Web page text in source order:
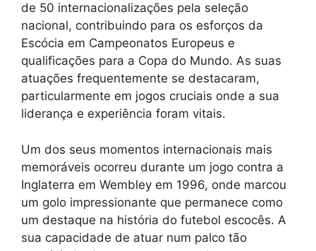
de 50 internacionalizações pela seleção
nacional, contribuindo para os esforços da
Escócia em Campeonatos Europeus e
qualificações para a Copa do Mundo. As suas
atuações frequentemente se destacaram,
particularmente em jogos cruciais onde a sua
liderança e experiência foram vitais.
Um dos seus momentos internacionais mais
memoráveis ocorreu durante um jogo contra a
Inglaterra em Wembley em 1996, onde marcou
um golo impressionante que permanece como
um destaque na história do futebol escocês. A
sua capacidade de atuar num palco tão